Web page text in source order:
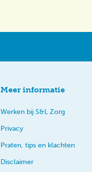
Meer informatie
Werken bij S&L Zorg
Privacy
Praten, tips en klachten
Disclaimer